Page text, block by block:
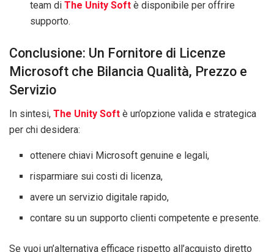
team diThe Unity Soft è disponibile per offrire
supporto.
Conclusione: Un Fornitore di Licenze
Microsoft che Bilancia Qualità, Prezzo e
Servizio
In sintesi, The Unity Soft è un’opzione valida e strategica
per chi desidera:
ottenere chiavi Microsoft genuine e legali,
risparmiare sui costi di licenza,
avere un servizio digitale rapido,
contare su un supporto clienti competente e presente.
Se vuoi un’alternativa efficace rispetto all’acquisto diretto